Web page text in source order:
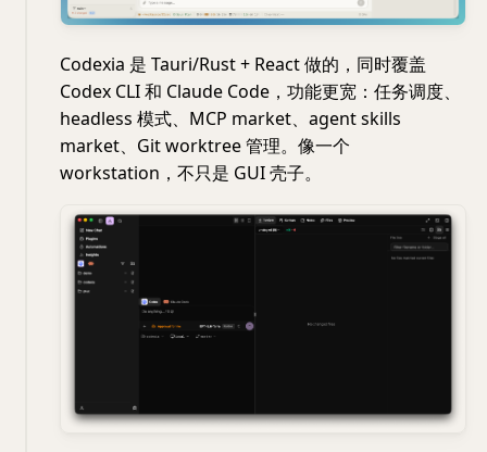
Codexia 是 Tauri/Rust + React 做的，同时覆盖
Codex CLI 和 Claude Code，功能更宽：任务调度、
headless 模式、MCP market、agent skills
market、Git worktree 管理。像一个
workstation，不只是 GUI 壳子。